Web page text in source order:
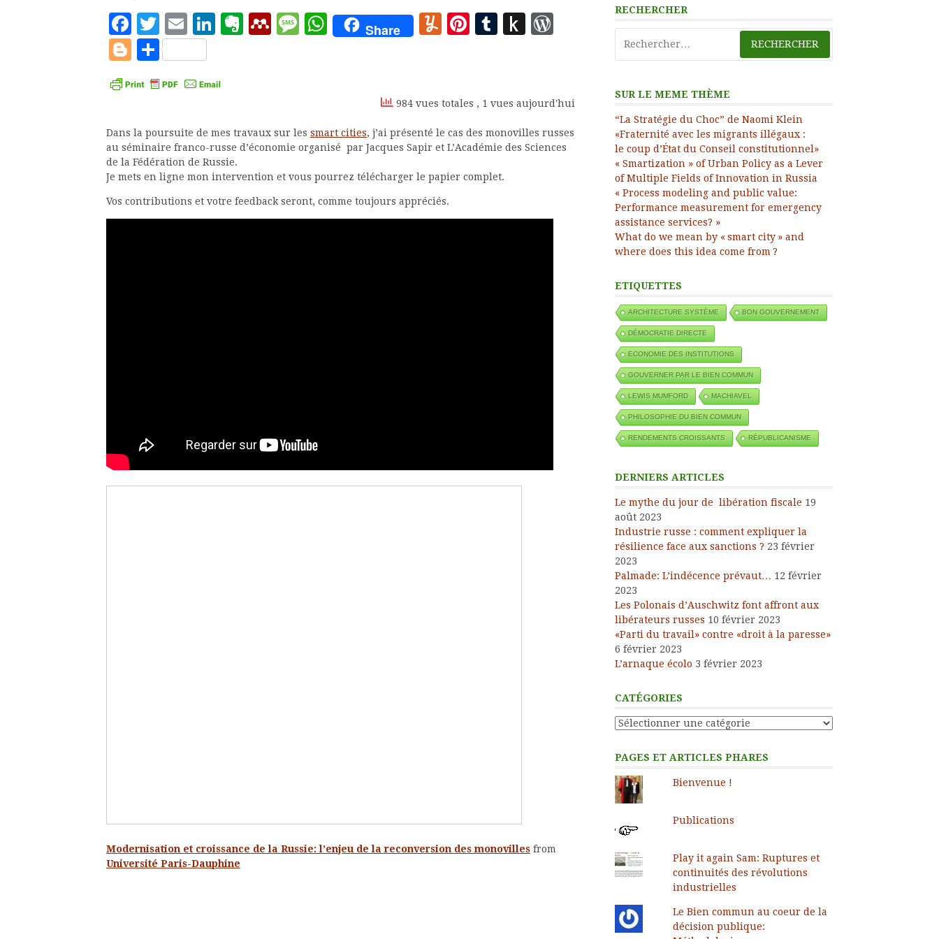
Facebook
Twitter
EmailLinkedIn
Evernote
Mendeley
Message
WhatsApp
Share Yummly
Pinterest
Tumblr
PushWordPress
Blogger
Partager
984 vues totales , 1 vues aujourd'hui
Dans la poursuite de mes travaux sur les smart cities, j’ai présenté le cas des monovilles russes
au séminaire franco-russe d’économie organisé par Jacques Sapir et L’Académie des Sciences
de la Fédération de Russie.
Je mets en ligne mon intervention et vous pourrez télécharger le papier complet.
Vos contributions et votre feedback seront, comme toujours appréciés.
Modernisation et croissance de la Russie: l’enjeu de la reconversion des monovilles from
Université Paris-Dauphine
RECHERCHER
SUR LE MEME THÈME
“La Stratégie du Choc” de Naomi Klein
«Fraternité avec les migrants illégaux :
le coup d’État du Conseil constitutionnel»
« Smartization » of Urban Policy as a Lever
of Multiple Fields of Innovation in Russia
« Process modeling and public value:
Performance measurement for emergency
assistance services? »
What do we mean by « smart city » and
where does this idea come from ?
ETIQUETTES
ARCHITECTURE SYSTÈME BON GOUVERNEMENT
DÉMOCRATIE DIRECTE
ECONOMIE DES INSTITUTIONS
GOUVERNER PAR LE BIEN COMMUN
LEWIS MUMFORD MACHIAVEL
PHILOSOPHIE DU BIEN COMMUN
RENDEMENTS CROISSANTS RÉPUBLICANISME
DERNIERS ARTICLES
Le mythe du jour de libération fiscale 19
août 2023
Industrie russe : comment expliquer la
résilience face aux sanctions ? 23 février
2023
Palmade: L’indécence prévaut… 12 février
2023
Les Polonais d’Auschwitz font affront aux
libérateurs russes 10 février 2023
«Parti du travail» contre «droit à la paresse»
6 février 2023
L’arnaque écolo 3 février 2023
CATÉGORIES
Catégories
PAGES ET ARTICLES PHARES
Bienvenue !
Publications
Play it again Sam: Ruptures et
continuités des révolutions
industrielles
Le Bien commun au coeur de la
décision publique: